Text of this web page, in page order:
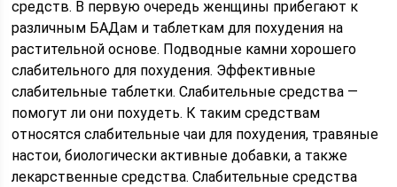
средств. В первую очередь женщины прибегают к
различным БАДам и таблеткам для похудения на
растительной основе. Подводные камни хорошего
слабительного для похудения. Эффективные
слабительные таблетки. Слабительные средства —
помогут ли они похудеть. К таким средствам
относятся слабительные чаи для похудения, травяные
настои, биологически активные добавки, а также
лекарственные средства. Слабительные средства